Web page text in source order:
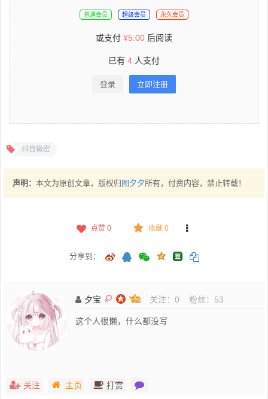
普通会员 超级会员 永久会员
或支付 ¥5.00 后阅读
已有 4 人支付
登录 立即注册
抖音微密
声明： 本文为原创文章，版权归 图夕夕所有，付费内容，禁止转载！
点赞 0 收藏 0
分享到：
夕宝 关注： 0 粉丝： 53
这个人很懒，什么都没写
关注 主页 打赏